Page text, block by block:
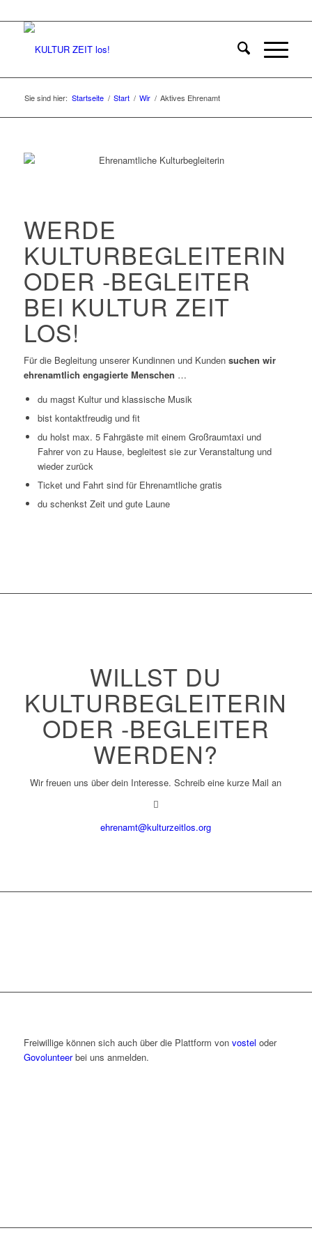
Sie sind hier: Startseite / Start / Wir / Aktives Ehrenamt
WERDE
KULTURBEGLEITERIN
ODER -BEGLEITER
BEI KULTUR ZEIT
LOS!
Für die Begleitung unserer Kundinnen und Kunden suchen wir
ehrenamtlich engagierte Menschen …
du magst Kultur und klassische Musik
bist kontaktfreudig und fit
du holst max. 5 Fahrgäste mit einem Großraumtaxi und
Fahrer von zu Hause, begleitest sie zur Veranstaltung und
wieder zurück
Ticket und Fahrt sind für Ehrenamtliche gratis
du schenkst Zeit und gute Laune
WILLST DU
KULTURBEGLEITERIN
ODER -BEGLEITER
WERDEN?
Wir freuen uns über dein Interesse. Schreib eine kurze Mail an
ehrenamt@kulturzeitlos.org
Freiwillige können sich auch über die Plattform von vostel oder
Govolunteerbei uns anmelden.